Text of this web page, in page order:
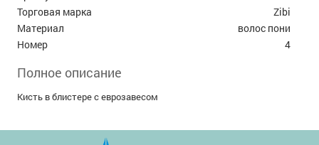
Торговая марка
Zibi
Материал
волос пони
Номер
4
Полное описание
Кисть в блистере с еврозавесом